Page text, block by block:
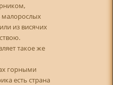
из висячих
такое же
горными
есть страна